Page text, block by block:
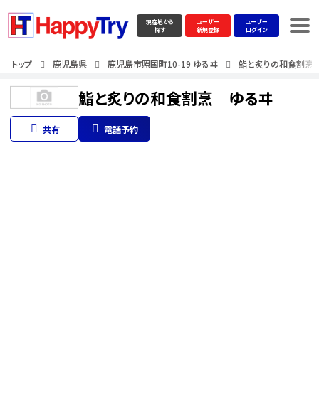
現在地から
探す
ユーザー
新規登録
ユーザー
ログイン
トップ 鹿児島県 鹿児島市照国町10-19 ゆるヰ 鮨と炙りの和食割
鮨と炙りの和食割烹 ゆるヰ
共有 電話予約